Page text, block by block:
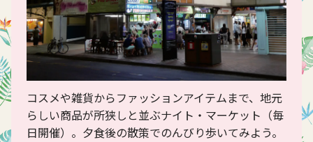
コスメや雑貨からファッションアイテムまで、地元
らしい商品が所狭しと並ぶナイト・マーケット（毎
日開催）。夕食後の散策でのんびり歩いてみよう。